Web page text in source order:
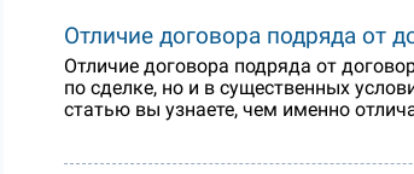
Отличие договора подряда от
Отличие договора подряда от
по сделке, но и в существенных
статью вы узнаете, чем именно